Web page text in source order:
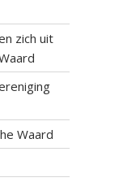
zich uit
Waard